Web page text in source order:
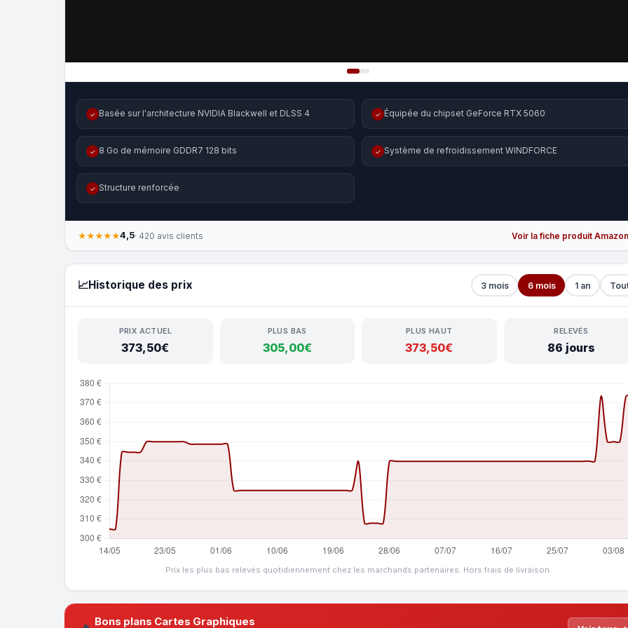
✓ Basée sur l'architecture NVIDIA Blackwell et DLSS 4 ✓ Équipée du chipset GeForce RTX 5060
✓ 8 Go de mémoire GDDR7 128 bits ✓ Système de refroidissement WINDFORCE
✓ Structure renforcée
★★★★★4,5· 420 avis clients Voir la fiche produit
📈Historique des prix 3 mois 6 mois 1 an
PRIX ACTUEL
373,50€
PLUS BAS
305,00€
PLUS HAUT
373,50€
RELEVÉS
86 jours
Prix les plus bas relevés quotidiennement chez les marchands partenaires. Hors frais de livraison.
Bons plans Cartes Graphiques